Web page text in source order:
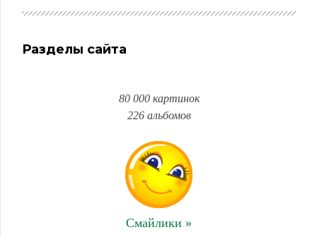
Разделы сайта
80 000 картинок
226 альбомов
Смайлики »